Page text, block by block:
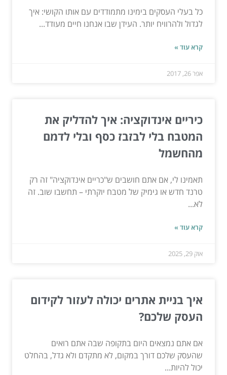
כל בעלי העסקים בימינו מתמודדים עם אותו הקושי: איך
לגדול ולהרוויח יותר. העידן שבו אנחנו חיים מעודד...
קרא עוד »
אפר 26, 2017
כיריים אינדוקציה: איך להדליק את
המטבח בלי לבזבז כסף ובלי לדמם
מהחשמל
תאמינו לי, אם אתם חושבים ש"כריים אינדוקציה" זה רק
טרנד חדש או גימיק של מטבח יוקרתי – תחשבו שוב. זה
לא...
קרא עוד »
אוק 29, 2025
איך בניית אתרים יכולה לעזור לקידום
העסק שלכם?
אם אתם נמצאים היום בתקופה שבה אתם רואים
שהעסק שלכם דורך במקום, לא מתקדם ולא גדל, בהחלט
יכול להיות...